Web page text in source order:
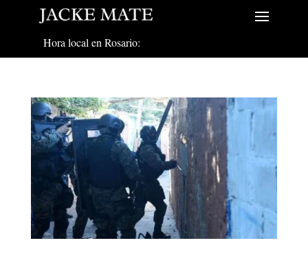
Hora local en Rosario: